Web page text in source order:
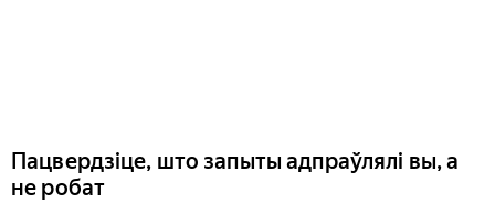
Пацвердзіце, што запыты адпраўлялі вы, а
не робат